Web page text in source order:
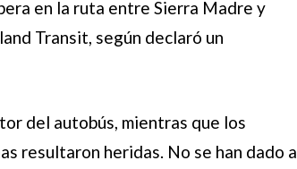
en la ruta entre Sierra Madre y
Transit, según declaró un
del autobús, mientras que los
resultaron heridas. No se han dado a